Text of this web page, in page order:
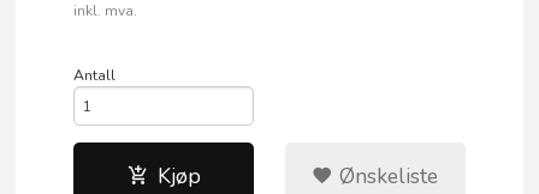
inkl. mva.
Antall
Kjøp Ønskeliste